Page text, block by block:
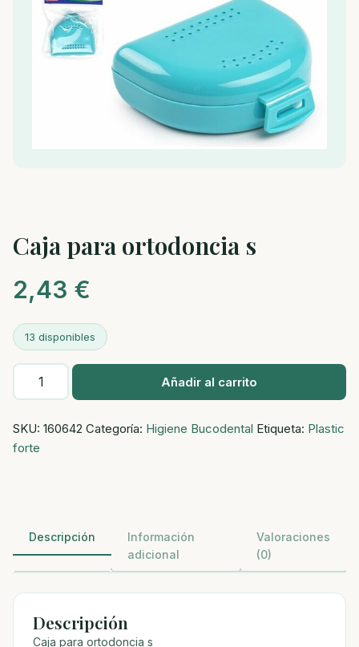
Caja para ortodoncia s
2,43 €
13 disponibles
Caja
s
cantidad
Añadir al carrito
SKU: 160642 Categoría: Higiene Bucodental Etiqueta: Plastic
forte
Descripción
Información
adicional
Valoraciones
(0)
Descripción
Caja para ortodoncia s